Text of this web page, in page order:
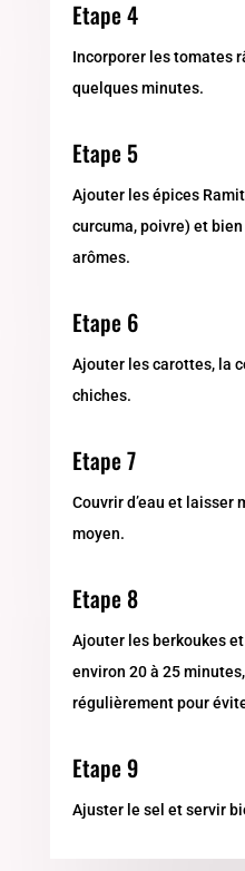
Etape 4
Incorporer les tomates
quelques minutes.
Etape 5
Ajouter les épices
curcuma, poivre) et
arômes.
Etape 6
Ajouter les carottes, la
chiches.
Etape 7
Couvrir d’eau et laisser
moyen.
Etape 8
Ajouter les berkoukes
environ 20 à 25
régulièrement pour
Etape 9
Ajuster le sel et servir